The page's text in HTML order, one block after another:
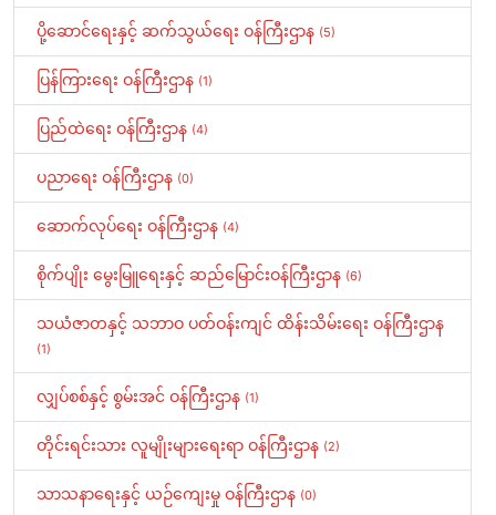
ပို့ဆောင်ရေးနှင့် ဆက်သွယ်ရေး ဝန်ကြီးဌာန (5)
ပြန်ကြားရေး ဝန်ကြီးဌာန (1)
ပြည်ထဲရေး ဝန်ကြီးဌာန (4)
ပညာရေး ဝန်ကြီးဌာန (0)
ဆောက်လုပ်ရေး ဝန်ကြီးဌာန (4)
စိုက်ပျိုး မွေးမြူရေးနှင့် ဆည်မြောင်းဝန်ကြီးဌာန (6)
သယံဇာတနှင့် သဘာဝ ပတ်ဝန်းကျင် ထိန်းသိမ်းရေး ဝန်ကြီးဌာန
(1)
လျှပ်စစ်နှင့် စွမ်းအင် ဝန်ကြီးဌာန (1)
တိုင်းရင်းသား လူမျိုးများရေးရာ ဝန်ကြီးဌာန (2)
သာသနာရေးနှင့် ယဉ်ကျေးမှု ဝန်ကြီးဌာန (0)